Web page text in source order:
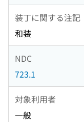
装丁に関する注記
和装
NDC
723.1
対象利用者
一般